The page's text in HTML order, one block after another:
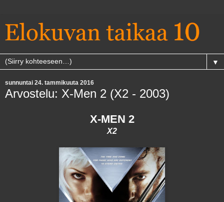
▼
sunnuntai 24. tammikuuta 2016
Arvostelu: X-Men 2 (X2 - 2003)
X-MEN 2
X2